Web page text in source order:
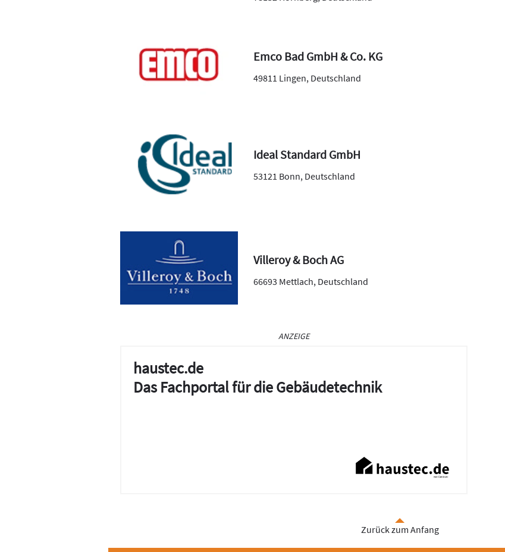
Emco Bad GmbH & Co. KG
49811 Lingen, Deutschland
Ideal Standard GmbH
53121 Bonn,Deutschland
Villeroy & Boch AG
66693 Mettlach, Deutschland
ANZEIGE
haustec.de
Das Fachportal für die Gebäudetechnik
Zurück zum Anfang